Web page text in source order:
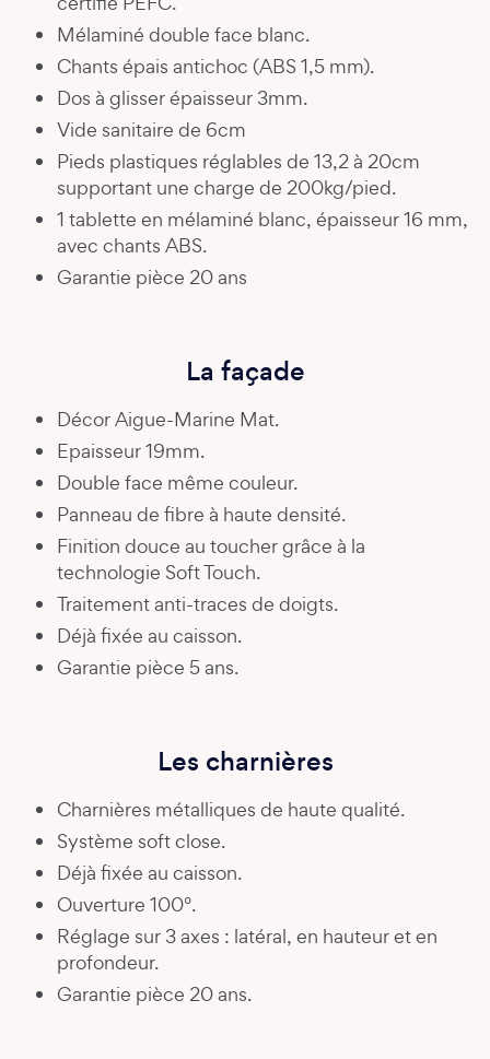
Mélaminé double face blanc.
Chants épais antichoc (ABS 1,5 mm).
Dos à glisser épaisseur 3mm.
Vide sanitaire de 6cm
Pieds plastiques réglables de 13,2 à 20cm
supportant une charge de 200kg/pied.
1 tablette en mélaminé blanc, épaisseur 16 mm,
avec chants ABS.
Garantie pièce 20 ans
La façade
Décor Aigue-Marine Mat.
Epaisseur 19mm.
Double face même couleur.
Panneau de fibre à haute densité.
Finition douce au toucher grâce à la
technologie Soft Touch.
Traitement anti-traces de doigts.
Déjà fixée au caisson.
Garantie pièce 5 ans.
Les charnières
Charnières métalliques de haute qualité.
Système soft close.
Déjà fixée au caisson.
Ouverture 100°.
Réglage sur 3 axes : latéral, en hauteur et en
profondeur.
Garantie pièce 20 ans.